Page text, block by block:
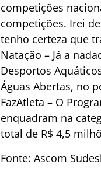
competições
competições. Irei
tenho certeza que
Natação – Já a
Desportos
Águas Abertas, no
FazAtleta – O
enquadram na
total de R$ 4,5
Fonte: Ascom